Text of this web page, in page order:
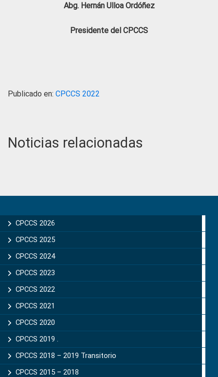
Abg. Hernán Ulloa Ordóñez
Presidente del CPCCS
Publicado en: CPCCS 2022
Noticias relacionadas
Sidebar
CPCCS 2026
CPCCS 2025
CPCCS 2024
CPCCS 2023
CPCCS 2022
CPCCS 2021
CPCCS 2020
CPCCS 2019 .
CPCCS 2018 – 2019 Transitorio
CPCCS 2015 – 2018